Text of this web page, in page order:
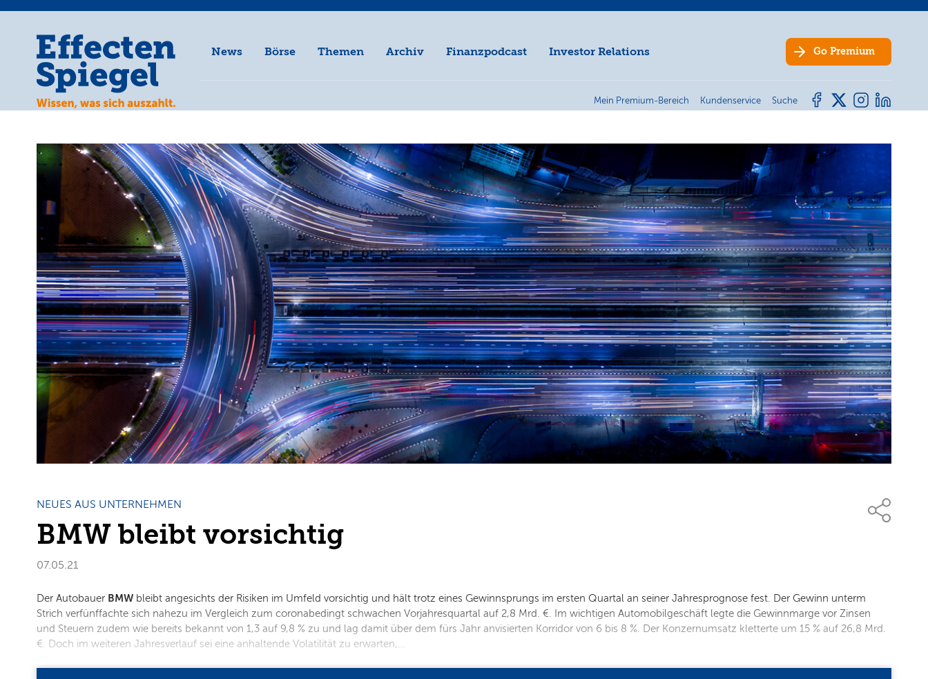
News Börse Themen Archiv Finanzpodcast Investor Relations Go Premium
Mein Premium-Bereich Kundenservice Suche
NEUES AUS UNTERNEHMEN
BMW bleibt vorsichtig
07.05.21
Der Autobauer BMW bleibt angesichts der Risiken im Umfeld vorsichtig und hält trotz eines Gewinnsprungs im ersten Quartal an seiner Jahresprognose fest. Der Gewinn unterm
Strich verfünffachte sich nahezu im Vergleich zum coronabedingt schwachen Vorjahresquartal auf 2,8 Mrd. €. Im wichtigen Automobilgeschäft legte die Gewinnmarge vor Zinsen
und Steuern zudem wie bereits bekannt von 1,3 auf 9,8 % zu und lag damit über dem fürs Jahr anvisierten Korridor von 6 bis 8 %. Der Konzernumsatz kletterte um 15 % auf 26,8 Mrd.
€. Doch im weiteren Jahresverlauf sei eine anhaltende Volatilität zu erwarten,…